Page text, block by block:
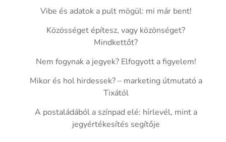
Vibe és adatok a pult mögül: mi már bent!
Közösséget építesz, vagy közönséget?
Mindkettőt?
Nem fogynak a jegyek? Elfogyott a figyelem!
Mikor és hol hirdessek? – marketing útmutató a
Tixától
A postaládából a színpad elé: hírlevél, mint a
jegyértékesítés segítője